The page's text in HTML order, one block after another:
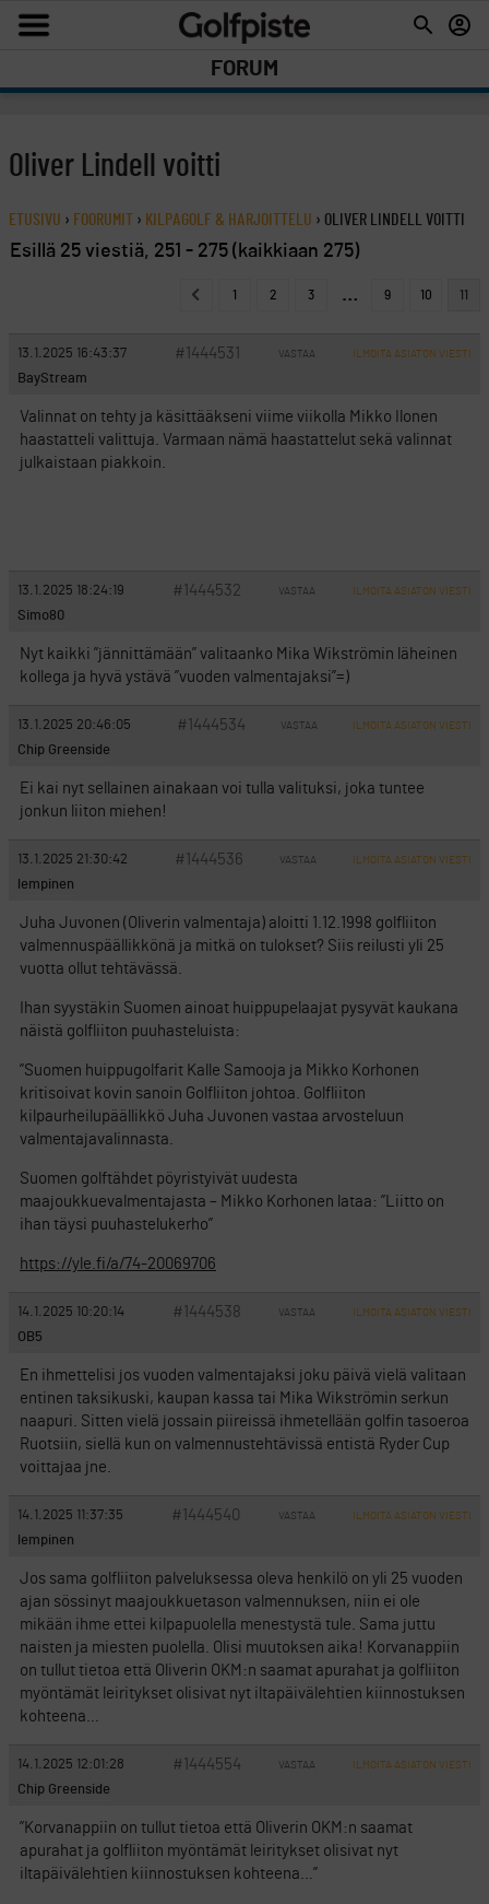
FORUM
Oliver Lindell voitti
ETUSIVU › FOORUMIT › KILPAGOLF & HARJOITTELU › OLIVER LINDELL VOITTI
Esillä 25 viestiä, 251 - 275 (kaikkiaan 275)
1 2 3 … 9 10 11
13.1.2025 16:43:37 #1444531 VASTAA ILMOITA ASIATON VIESTI
BayStream
Valinnat on tehty ja käsittääkseni viime viikolla Mikko Ilonen
haastatteli valittuja. Varmaan nämä haastattelut sekä valinnat
julkaistaan piakkoin.
13.1.2025 18:24:19 #1444532 VASTAA ILMOITA ASIATON VIESTI
Simo80
Nyt kaikki ”jännittämään” valitaanko Mika Wikströmin läheinen
kollega ja hyvä ystävä ”vuoden valmentajaksi”=)
13.1.2025 20:46:05 #1444534 VASTAA ILMOITA ASIATON VIESTI
Chip Greenside
Ei kai nyt sellainen ainakaan voi tulla valituksi, joka tuntee
jonkun liiton miehen!
13.1.2025 21:30:42 #1444536 VASTAA ILMOITA ASIATON VIESTI
lempinen
Juha Juvonen (Oliverin valmentaja) aloitti 1.12.1998 golfliiton
valmennuspäällikkönä ja mitkä on tulokset? Siis reilusti yli 25
vuotta ollut tehtävässä.
Ihan syystäkin Suomen ainoat huippupelaajat pysyvät kaukana
näistä golfliiton puuhasteluista:
”Suomen huippugolfarit Kalle Samooja ja Mikko Korhonen
kritisoivat kovin sanoin Golfliiton johtoa. Golfliiton
kilpaurheilupäällikkö Juha Juvonen vastaa arvosteluun
valmentajavalinnasta.
Suomen golftähdet pöyristyivät uudesta
maajoukkuevalmentajasta – Mikko Korhonen lataa: ”Liitto on
ihan täysi puuhastelukerho”
https://yle.fi/a/74-20069706
14.1.2025 10:20:14 #1444538 VASTAA ILMOITA ASIATON VIESTI
OB5
En ihmettelisi jos vuoden valmentajaksi joku päivä vielä valitaan
entinen taksikuski, kaupan kassa tai Mika Wikströmin serkun
naapuri. Sitten vielä jossain piireissä ihmetellään golfin tasoeroa
Ruotsiin, siellä kun on valmennustehtävissä entistä Ryder Cup
voittajaa jne.
14.1.2025 11:37:35 #1444540 VASTAA ILMOITA ASIATON VIESTI
lempinen
Jos sama golfliiton palveluksessa oleva henkilö on yli 25 vuoden
ajan sössinyt maajoukkuetason valmennuksen, niin ei ole
mikään ihme ettei kilpapuolella menestystä tule. Sama juttu
naisten ja miesten puolella. Olisi muutoksen aika! Korvanappiin
on tullut tietoa että Oliverin OKM:n saamat apurahat ja golfliiton
myöntämät leiritykset olisivat nyt iltapäivälehtien kiinnostuksen
kohteena…
14.1.2025 12:01:28 #1444554 VASTAA ILMOITA ASIATON VIESTI
Chip Greenside
”Korvanappiin on tullut tietoa että Oliverin OKM:n saamat
apurahat ja golfliiton myöntämät leiritykset olisivat nyt
iltapäivälehtien kiinnostuksen kohteena…”